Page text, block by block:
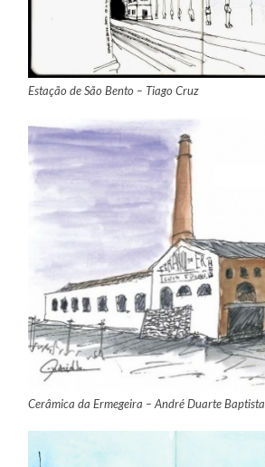
Estação de São Bento – Tiago Cruz
Cerâmica da Ermegeira – André Duarte Baptista